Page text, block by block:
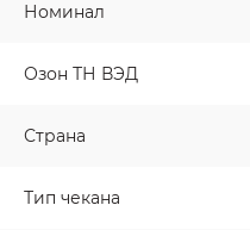
Номинал
Озон ТН ВЭД
Страна
Тип чекана